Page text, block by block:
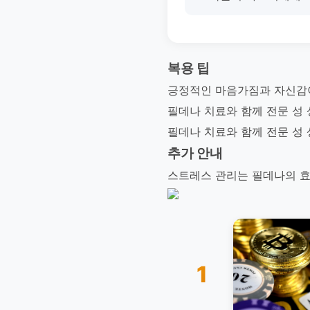
복용 팁
긍정적인 마음가짐과 자신
필데나 치료와 함께 전문 성
필데나 치료와 함께 전문 성
추가 안내
스트레스 관리는 필데나의
1